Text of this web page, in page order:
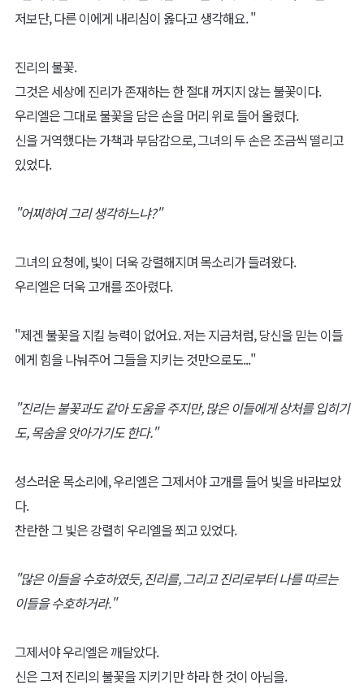
저보단, 다른 이에게 내리심이 옳다고 생각해요. "
진리의 불꽃.
그것은 세상에 진리가 존재하는 한 절대 꺼지지 않는 불꽃이다.
우리엘은 그대로 불꽃을 담은 손을 머리 위로 들어 올렸다.
신을 거역했다는 가책과 부담감으로, 그녀의 두 손은 조금씩 떨리고
있었다.
"어찌하여 그리 생각하느냐?"
그녀의 요청에, 빛이 더욱 강렬해지며 목소리가 들려왔다.
우리엘은 더욱 고개를 조아렸다.
"제겐 불꽃을 지킬 능력이 없어요. 저는 지금처럼, 당신을 믿는 이들
에게 힘을 나눠주어 그들을 지키는 것만으로도..."
"진리는 불꽃과도 같아 도움을 주지만, 많은 이들에게 상처를 입히기
도, 목숨을 앗아가기도 한다."
성스러운 목소리에, 우리엘은 그제서야 고개를 들어 빛을 바라보았
다.
찬란한 그 빛은 강렬히 우리엘을 쬐고 있었다.
"많은 이들을 수호하였듯, 진리를, 그리고 진리로부터 나를 따르는
이들을 수호하거라."
그제서야 우리엘은 깨달았다.
신은 그저 진리의 불꽃을 지키기만 하라 한 것이 아님을.